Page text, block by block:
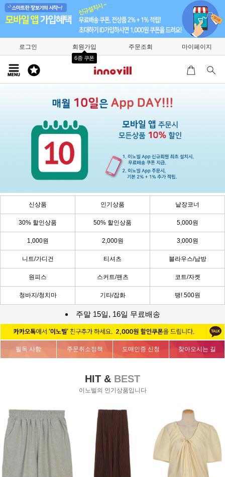
로그인 회원가입
6종 쿠폰
주문조회 마이페이지
신상품 인기상품 낱장코너
30% 할인상품 50% 할인상품 5,000원
1,000원 2,000원 3,000원
니트/가디건 티셔츠 블라우스/남방
원피스 스커트/팬츠 코트/자켓
청바지/청치마 기타/잡화 땡! 500원
주말 15일, 16일 무료배송
필독 사항 주문취소정책 도매인증 신청 찾아오시는 길
HIT & BEST
이노빌의 인기상품입니다